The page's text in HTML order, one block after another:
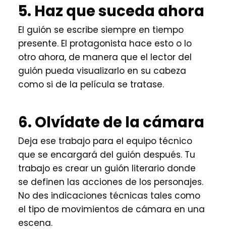
5. Haz que suceda ahora
El guión se escribe siempre en tiempo
presente. El protagonista hace esto o lo
otro ahora, de manera que el lector del
guión pueda visualizarlo en su cabeza
como si de la película se tratase.
6. Olvídate de la cámara
Deja ese trabajo para el equipo técnico
que se encargará del guión después. Tu
trabajo es crear un guión literario donde
se definen las acciones de los personajes.
No des indicaciones técnicas tales como
el tipo de movimientos de cámara en una
escena.